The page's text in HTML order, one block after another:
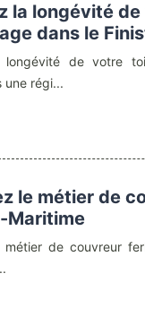
la longévité
dans le
longévité de votre
une régi...
le métier de
Maritime
métier de couvreur